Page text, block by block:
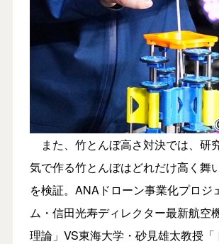
また、竹とんぼ高さ対決では、研
気で作る竹とんぼはどれだけ高く舞
を検証。ANAドローン事業化プロジ
ム・信田光寿ディレクター最新航空
理論」VS東海大学・砂見雄太教授「